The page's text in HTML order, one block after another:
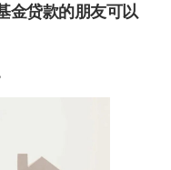
金贷款的朋友可以